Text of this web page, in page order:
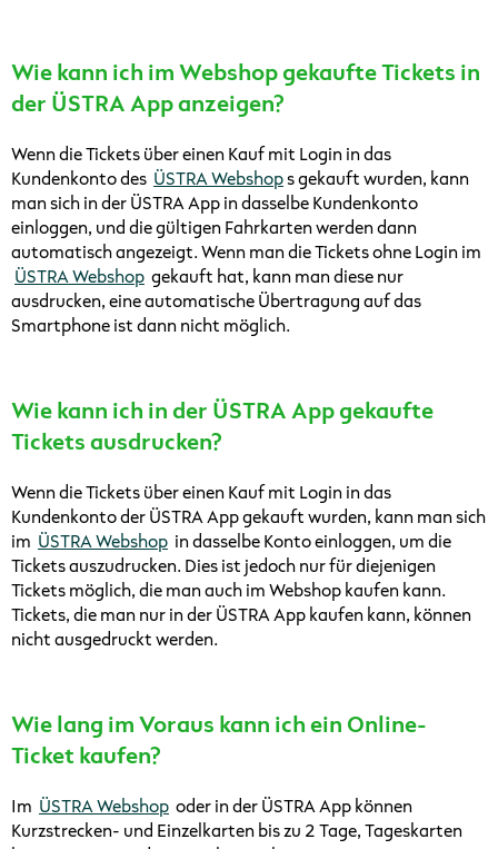
Wie kann ich im Webshop gekaufte Tickets in
der ÜSTRA App anzeigen?
Wenn die Tickets über einen Kauf mit Login in das
Kundenkonto des ÜSTRA Webshops gekauft wurden, kann
man sich in der ÜSTRA App in dasselbe Kundenkonto
einloggen, und die gültigen Fahrkarten werden dann
automatisch angezeigt. Wenn man die Tickets ohne Login im
ÜSTRA Webshop gekauft hat, kann man diese nur
ausdrucken, eine automatische Übertragung auf das
Smartphone ist dann nicht möglich.
Wie kann ich in der ÜSTRA App gekaufte
Tickets ausdrucken?
Wenn die Tickets über einen Kauf mit Login in das
Kundenkonto der ÜSTRA App gekauft wurden, kann man sich
im ÜSTRA Webshop in dasselbe Konto einloggen, um die
Tickets auszudrucken. Dies ist jedoch nur für diejenigen
Tickets möglich, die man auch im Webshop kaufen kann.
Tickets, die man nur in der ÜSTRA App kaufen kann, können
nicht ausgedruckt werden.
Wie lang im Voraus kann ich ein Online-
Ticket kaufen?
Im ÜSTRA Webshop oder in der ÜSTRA App können
Kurzstrecken- und Einzelkarten bis zu 2 Tage, Tageskarten